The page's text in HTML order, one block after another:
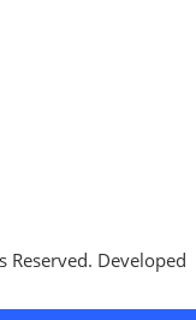
Developed